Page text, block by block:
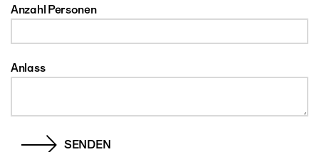
Anzahl Personen
Anlass
SENDEN